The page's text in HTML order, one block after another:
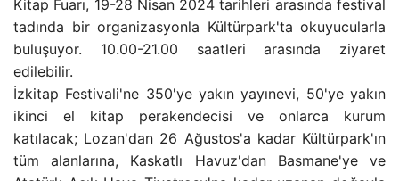
Kitap Fuarı, 19-28 Nisan 2024 tarihleri ​​arasında festival
tadında bir organizasyonla Kültürpark'ta okuyucularla
buluşuyor. 10.00-21.00 saatleri arasında ziyaret
edilebilir.
İzkitap Festivali'ne 350'ye yakın yayınevi, 50'ye yakın
ikinci el kitap perakendecisi ve onlarca kurum
katılacak; Lozan'dan 26 Ağustos'a kadar Kültürpark'ın
tüm alanlarına, Kaskatlı Havuz'dan Basmane'ye ve